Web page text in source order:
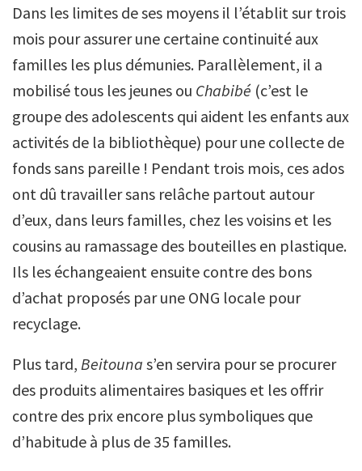
Dans les limites de ses moyens il l’établit sur trois
mois pour assurer une certaine continuité aux
familles les plus démunies. Parallèlement, il a
mobilisé tous les jeunes ou Chabibé (c’est le
groupe des adolescents qui aident les enfants aux
activités de la bibliothèque) pour une collecte de
fonds sans pareille ! Pendant trois mois, ces ados
ont dû travailler sans relâche partout autour
d’eux, dans leurs familles, chez les voisins et les
cousins au ramassage des bouteilles en plastique.
Ils les échangeaient ensuite contre des bons
d’achat proposés par une ONG locale pour
recyclage.
Plus tard, Beitouna s’en servira pour se procurer
des produits alimentaires basiques et les offrir
contre des prix encore plus symboliques que
d’habitude à plus de 35 familles.